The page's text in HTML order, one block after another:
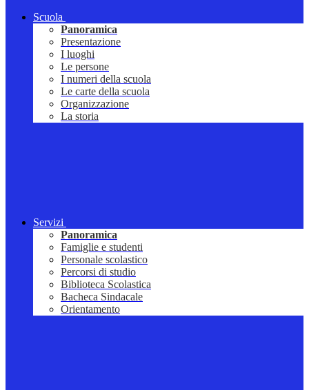
Scuola
Panoramica
Presentazione
I luoghi
Le persone
I numeri della scuola
Le carte della scuola
Organizzazione
La storia
Servizi
Panoramica
Famiglie e studenti
Personale scolastico
Percorsi di studio
Biblioteca Scolastica
Bacheca Sindacale
Orientamento